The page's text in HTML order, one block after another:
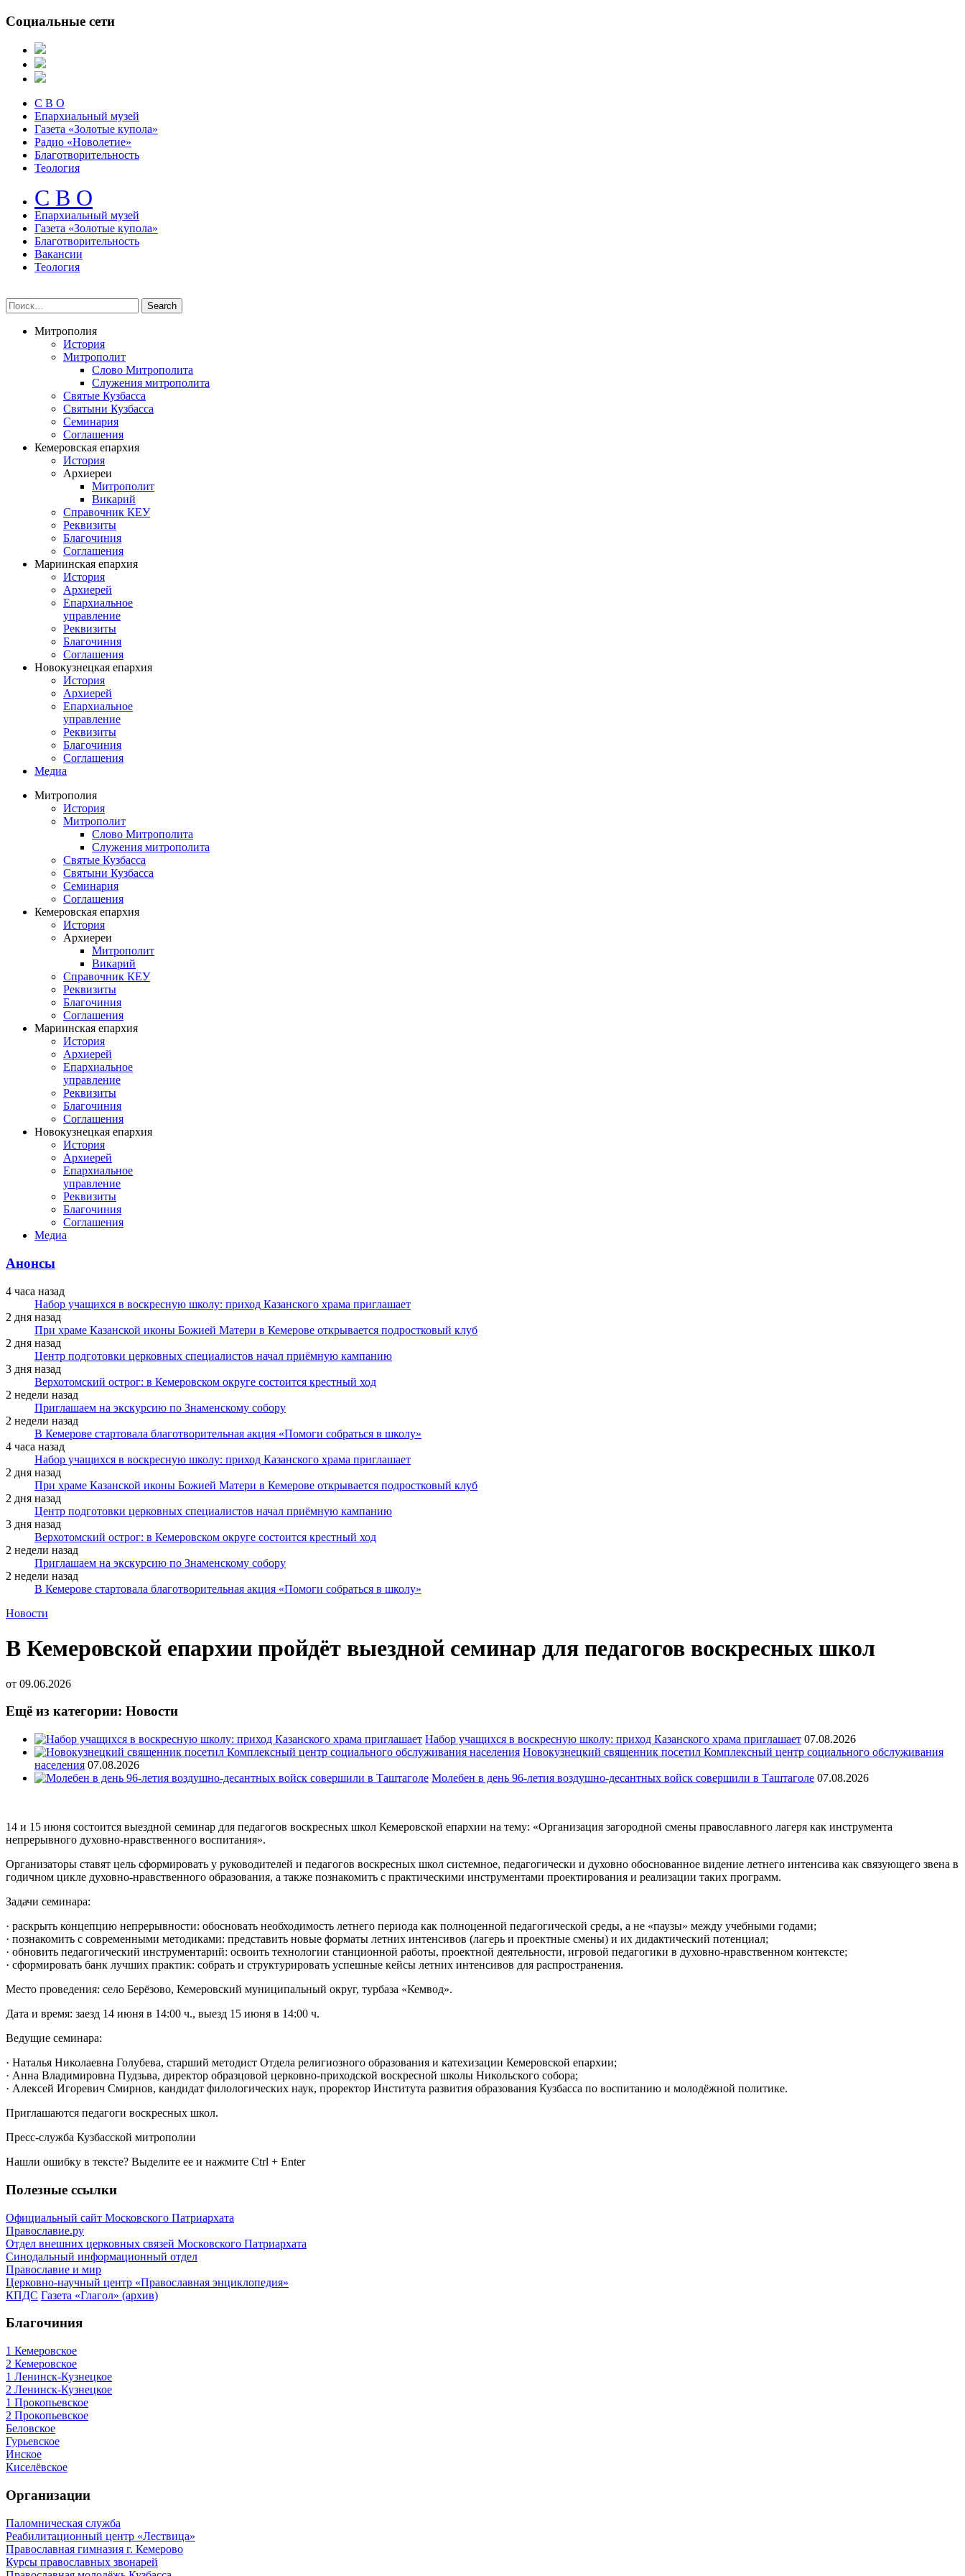
Социальные сети
С В О
Епархиальный музей
Газета «Золотые купола»
Радио «Новолетие»
Благотворительность
Теология
С В О
Епархиальный музeй
Газета «Золотые купола»
Благотворительность
Вакансии
Теология
Митрополия
История
Митрополит
Слово Митрополита
Служения митрополита
Святые Кузбасса
Святыни Кузбасса
Семинария
Соглашения
Кемеровская епархия
История
Архиереи
Митрополит
Викарий
Справочник КЕУ
Реквизиты
Благочиния
Соглашения
Мариинская епархия
История
Архиерей
Епархиальное
управление
Реквизиты
Благочиния
Соглашения
Новокузнецкая епархия
История
Архиерей
Епархиальное
управление
Реквизиты
Благочиния
Соглашения
Медиа
Митрополия
История
Митрополит
Слово Митрополита
Служения митрополита
Святые Кузбасса
Святыни Кузбасса
Семинария
Соглашения
Кемеровская епархия
История
Архиереи
Митрополит
Викарий
Справочник КЕУ
Реквизиты
Благочиния
Соглашения
Мариинская епархия
История
Архиерей
Епархиальное
управление
Реквизиты
Благочиния
Соглашения
Новокузнецкая епархия
История
Архиерей
Епархиальное
управление
Реквизиты
Благочиния
Соглашения
Медиа
Анонсы
4 часа назад
Набор учащихся в воскресную школу: приход Казанского храма приглашает
2 дня назад
При храме Казанской иконы Божией Матери в Кемерове открывается подростковый клуб
2 дня назад
Центр подготовки церковных специалистов начал приёмную кампанию
3 дня назад
Верхотомский острог: в Кемеровском округе состоится крестный ход
2 недели назад
Приглашаем на экскурсию по Знаменскому собору
2 недели назад
В Кемерове стартовала благотворительная акция «Помоги собраться в школу»
4 часа назад
Набор учащихся в воскресную школу: приход Казанского храма приглашает
2 дня назад
При храме Казанской иконы Божией Матери в Кемерове открывается подростковый клуб
2 дня назад
Центр подготовки церковных специалистов начал приёмную кампанию
3 дня назад
Верхотомский острог: в Кемеровском округе состоится крестный ход
2 недели назад
Приглашаем на экскурсию по Знаменскому собору
2 недели назад
В Кемерове стартовала благотворительная акция «Помоги собраться в школу»
Новости
В Кемеровской епархии пройдёт выездной семинар для педагогов воскресных школ
от 09.06.2026
Ещё из категории: Новости
Набор учащихся в воскресную школу: приход Казанского храма приглашает 07.08.2026
Новокузнецкий священник посетил Комплексный центр социального обслуживания
населения 07.08.2026
Молебен в день 96-летия воздушно-десантных войск совершили в Таштаголе 07.08.2026
14 и 15 июня состоится выездной семинар для педагогов воскресных школ Кемеровской епархии на тему: «Организация загородной смены православного лагеря как инструмента
непрерывного духовно-нравственного воспитания».
Организаторы ставят цель сформировать у руководителей и педагогов воскресных школ системное, педагогически и духовно обоснованное видение летнего интенсива как связующего звена в
годичном цикле духовно-нравственного образования, а также познакомить с практическими инструментами проектирования и реализации таких программ.
Задачи семинара:
· раскрыть концепцию непрерывности: обосновать необходимость летнего периода как полноценной педагогической среды, а не «паузы» между учебными годами;
· познакомить с современными методиками: представить новые форматы летних интенсивов (лагерь и проектные смены) и их дидактический потенциал;
· обновить педагогический инструментарий: освоить технологии станционной работы, проектной деятельности, игровой педагогики в духовно-нравственном контексте;
· сформировать банк лучших практик: собрать и структурировать успешные кейсы летних интенсивов для распространения.
Место проведения: село Берёзово, Кемеровский муниципальный округ, турбаза «Кемвод».
Дата и время: заезд 14 июня в 14:00 ч., выезд 15 июня в 14:00 ч.
Ведущие семинара:
· Наталья Николаевна Голубева, старший методист Отдела религиозного образования и катехизации Кемеровской епархии;
· Анна Владимировна Пудзьва, директор образцовой церковно-приходской воскресной школы Никольского собора;
· Алексей Игоревич Смирнов, кандидат филологических наук, проректор Института развития образования Кузбасса по воспитанию и молодёжной политике.
Приглашаются педагоги воскресных школ.
Пресс-служба Кузбасской митрополии
Нашли ошибку в тексте? Выделите ее и нажмите Ctrl + Enter
Полезные ссылки
Официальный сайт Московского Патриархата
Православие.ру
Отдел внешних церковных связей Московского Патриархата
Синодальный информационный отдел
Православие и мир
Церковно-научный центр «Православная энциклопедия»
КПДС Газета «Глагол» (архив)
Благочиния
1 Кемеровское
2 Кемеровское
1 Ленинск-Кузнецкое
2 Ленинск-Кузнецкое
1 Прокопьевское
2 Прокопьевское
Беловское
Гурьевское
Инское
Киселёвское
Организации
Паломническая служба
Реабилитационный центр «Лествица»
Православная гимназия г. Кемерово
Курсы православных звонарей